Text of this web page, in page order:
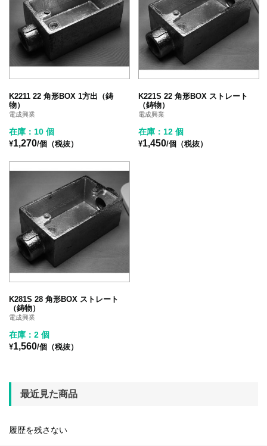
K2211 22 角形BOX 1方出（鋳
物）
電成興業
在庫：10 個
¥1,270/個（税抜）
K221S 22 角形BOX ストレート
（鋳物）
電成興業
在庫：12 個
¥1,450/個（税抜）
K281S 28 角形BOX ストレート
（鋳物）
電成興業
在庫：2 個
¥1,560/個（税抜）
最近見た商品
履歴を残さない